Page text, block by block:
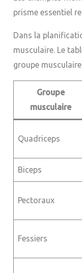
prisme essentiel
Dans la
musculaire. Le
groupe musculaire
Groupe
musculaire
Quadriceps
Biceps
Pectoraux
Fessiers